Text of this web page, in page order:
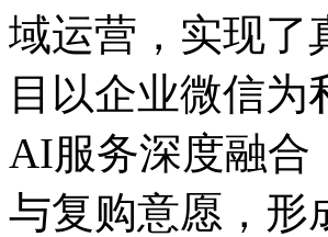
域运营，实现
目以企业微信为
AI服务深度融合
与复购意愿，